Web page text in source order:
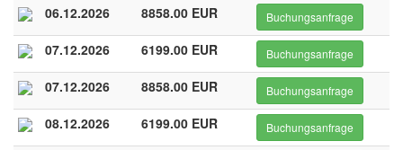
06.12.2026 8858.00 EUR Buchungsanfrage
07.12.2026 6199.00 EUR Buchungsanfrage
07.12.2026 8858.00 EUR Buchungsanfrage
08.12.2026 6199.00 EUR Buchungsanfrage